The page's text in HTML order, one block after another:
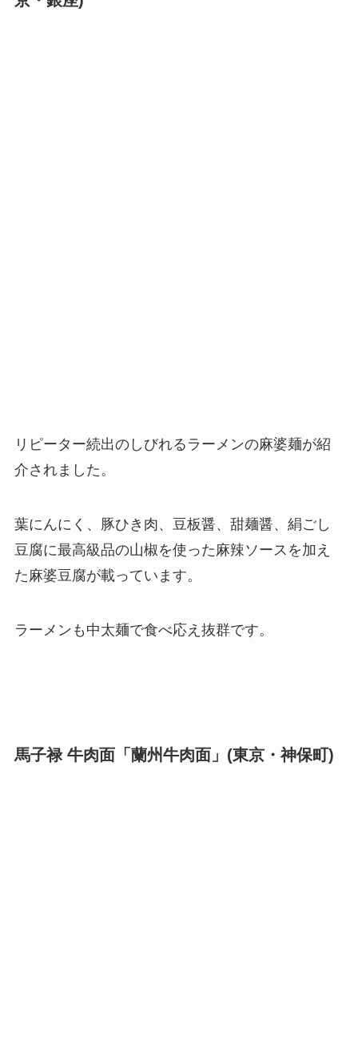
リピーター続出のしびれるラーメンの麻婆麺が紹
介されました。
葉にんにく、豚ひき肉、豆板醤、甜麺醤、絹ごし
豆腐に最高級品の山椒を使った麻辣ソースを加え
た麻婆豆腐が載っています。
ラーメンも中太麺で食べ応え抜群です。
馬子禄 牛肉面「蘭州牛肉面」(東京・神保町)